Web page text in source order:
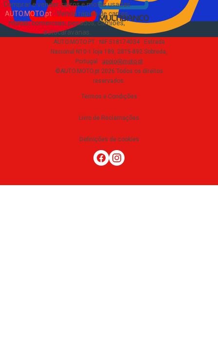
Comprar e vender carros e motas usadas
AUTO.MOTO.pt- Venda rápida de carros,
motas, comerciais, pesados, camiões,
autocaravanas
AUTO.MOTO.PT · NIF 518174034 · Estrada
Nacional N10-1 loja 189, 2815-892 Sobreda,
Portugal · apoio@moto.pt
©AUTO.MOTO.pt 2026 Todos os direitos
reservados.
Termos e Condições
Livro de Reclamações
Definições de cookies